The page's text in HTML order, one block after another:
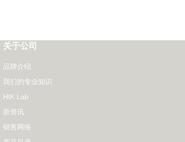
关于公司
品牌介绍
我们的专业知识
HIK Lab
新资讯
销售网络